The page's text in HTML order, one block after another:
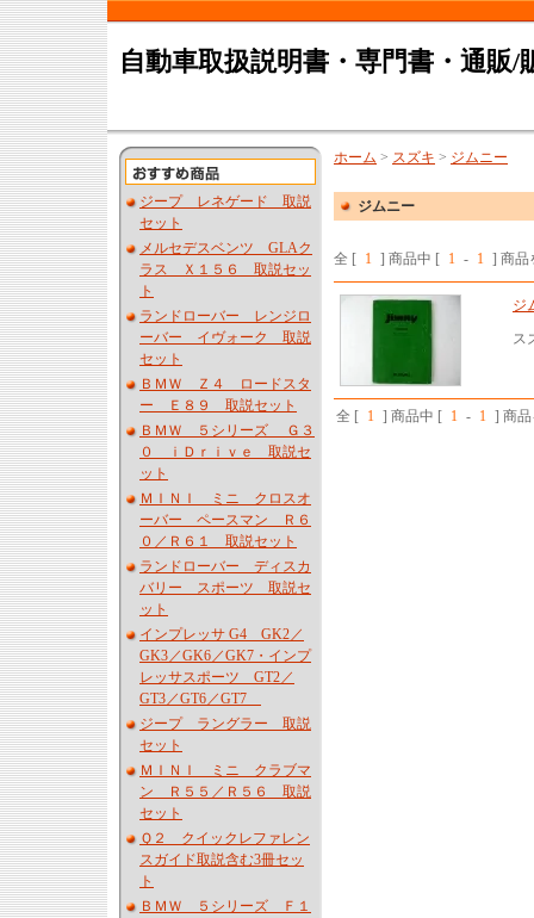
自動車取扱説明書・専門書・通販/
ジープ レネゲード 取説
セット
メルセデスベンツ GLAク
ラス Ｘ１５６ 取説セッ
ト
ランドローバー レンジロ
ーバー イヴォーク 取説
セット
ＢＭＷ Ｚ４ ロードスタ
ー Ｅ８９ 取説セット
ＢＭＷ ５シリーズ Ｇ３
０ ｉＤｒｉｖｅ 取説セ
ット
ＭＩＮＩ ミニ クロスオ
ーバー ペースマン Ｒ６
０／Ｒ６１ 取説セット
ランドローバー ディスカ
バリー スポーツ 取説セ
ット
インプレッサ G4 GK2／
GK3／GK6／GK7・インプ
レッサスポーツ GT2／
GT3／GT6／GT7
ジープ ラングラー 取説
セット
ＭＩＮＩ ミニ クラブマ
ン Ｒ５５／Ｒ５６ 取説
セット
Ｑ２ クイックレファレン
スガイド取説含む3冊セッ
ト
ＢＭＷ ５シリーズ Ｆ１
ホーム > スズキ > ジムニー
ジムニー
全 [ 1 ] 商品中 [ 1 - 1 ] 商品
ジ
ス
全 [ 1 ] 商品中 [ 1 - 1 ] 商